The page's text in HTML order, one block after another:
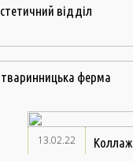
відділ
ферма
13.02.22 Коллаж